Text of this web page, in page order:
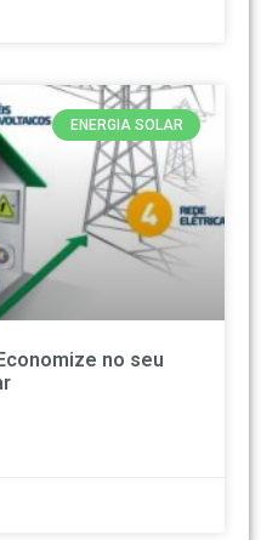
ENERGIA SOLAR
no seu